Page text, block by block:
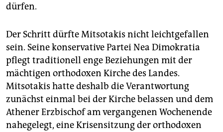
epaper login
dürfen.
Der Schritt dürfte Mitsotakis nicht leichtgefallen
sein. Seine konservative Partei Nea Dimokratia
pflegt traditionell enge Beziehungen mit der
mächtigen orthodoxen Kirche des Landes.
Mitsotakis hatte deshalb die Verantwortung
zunächst einmal bei der Kirche belassen und dem
Athener Erzbischof am vergangenen Wochenende
nahegelegt, eine Krisensitzung der orthodoxen